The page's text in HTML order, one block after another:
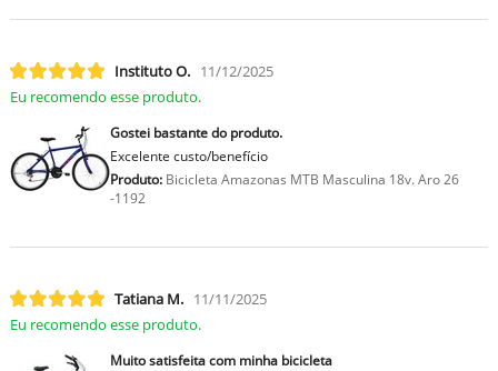
Instituto O. 11/12/2025
Eu recomendo esse produto.
Gostei bastante do produto.
Excelente custo/benefício
Produto:Bicicleta Amazonas MTB Masculina 18v. Aro 26
-1192
Tatiana M. 11/11/2025
Eu recomendo esse produto.
Muito satisfeita com minha bicicleta